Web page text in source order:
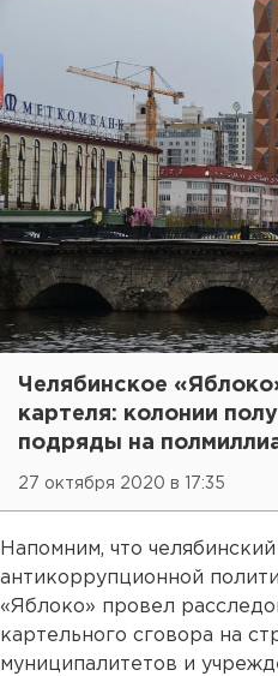
Челябинское
картеля: колонии
подряды на
27 октября 2020 в 17:35
Напомним, что
антикоррупционной
«Яблоко» провел
картельного сговора на
муниципалитетов и